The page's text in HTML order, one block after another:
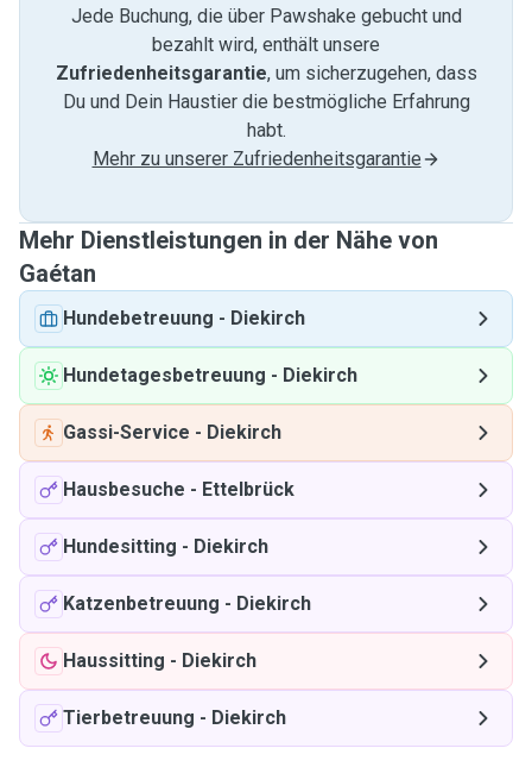
Jede Buchung, die über Pawshake gebucht und
bezahlt wird, enthält unsere
Zufriedenheitsgarantie, um sicherzugehen, dass
Du und Dein Haustier die bestmögliche Erfahrung
habt.
Mehr zu unserer Zufriedenheitsgarantie
Mehr Dienstleistungen in der Nähe von
Gaétan
Hundebetreuung - Diekirch
Hundetagesbetreuung - Diekirch
Gassi-Service - Diekirch
Hausbesuche - Ettelbrück
Hundesitting - Diekirch
Katzenbetreuung - Diekirch
Haussitting - Diekirch
Tierbetreuung - Diekirch